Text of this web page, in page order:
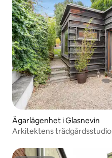
Ägarlägenhet i Glasnevin
Arkitektens trädgårdsstudio